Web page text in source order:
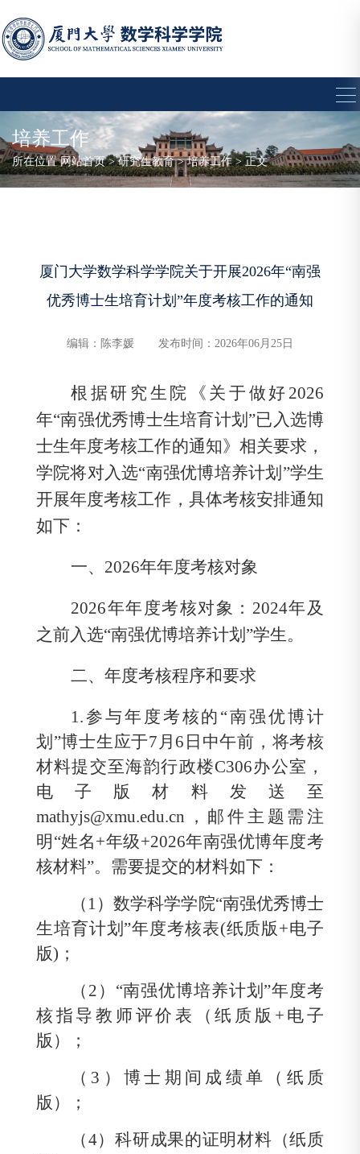
培养工作
所在位置网站首页>研究生教育>培养工作> 正文
厦门大学数学科学学院关于开展2026年“南强
优秀博士生培育计划”年度考核工作的通知
编辑：陈李媛 发布时间：2026年06月25日
根据研究生院《关于做好 2026
年“南强优秀博士生培育计划 ”已入选博
士生年度考核工作的通知》相关要求，
学院将对入选“南强优博培养计划”学生
开展年度考核工作，具体考核安排通知
如下：
一、 2026年年度考核对象
2026年年度考核对象： 2024年及
之前入选“南强优博培养计划”学生。
二、年度考核程序和要求
1.参与年度考核的“南强优博计
划”博士生应于7 月 6 日中午前，将考核
材料提交至海韵行政楼C306办公室，
电子版材料发送至
mathyjs@xmu.edu.cn ，邮件主题需注
明 “姓名+年级+2026年南强优博年度考
核材料”。需要提交的材料如下：
（ 1）数学科学学院“南强优秀博士
生培育计划”年度考核表(纸质版+电子
版) ；
（ 2 ）“南强优博培养计划”年度考
核指导教师评价表（纸质版 + 电子
版）；
（ 3 ）博士期间成绩单（纸质
版）；
（4）科研成果的证明材料（纸质